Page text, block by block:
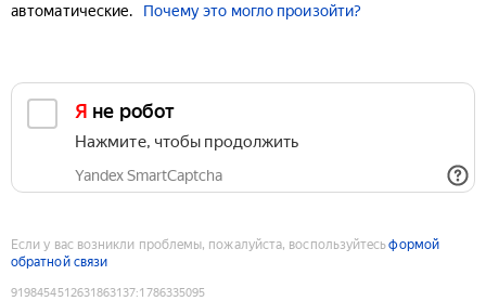
автоматические.
Почему это могло произойти?
Я не робот
Нажмите, чтобы продолжить
Yandex SmartCaptcha
Если у вас возникли проблемы, пожалуйста, воспользуйтесьформой
обратной связи
9198454512631863137:1786335095